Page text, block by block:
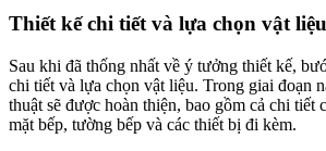
Thiết kế chi tiết và lựa chọn vật liệu
Sau khi đã thống nhất về ý tưởng thiết kế,
chi tiết và lựa chọn vật liệu. Trong giai đoạn
thuật sẽ được hoàn thiện, bao gồm cả chi tiết
mặt bếp, tường bếp và các thiết bị đi kèm.